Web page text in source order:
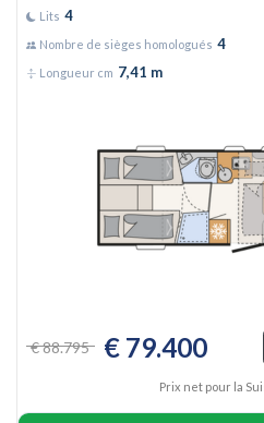
Lits 4
Nombre de sièges homologués 4
Longueur cm 7,41 m
€ 88.795 € 79.400
Prix net pour la